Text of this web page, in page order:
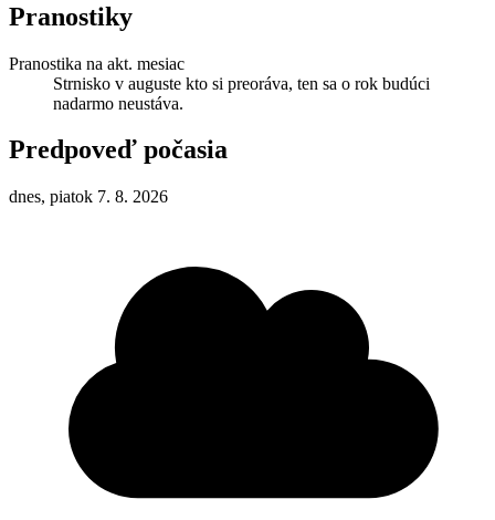
Pranostiky
Pranostika na akt. mesiac
Strnisko v auguste kto si preoráva, ten sa o rok budúci
nadarmo neustáva.
Predpoveď počasia
dnes, piatok 7. 8. 2026